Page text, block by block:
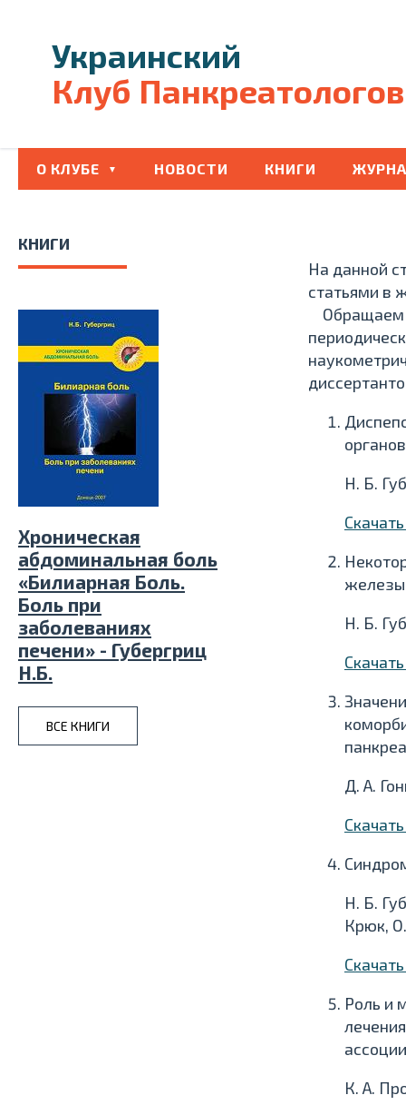
Украинский
Клуб Панкреатологов
О КЛУБЕ НОВОСТИ КНИГИ
КНИГИ
Хроническая
абдоминальная боль
«Билиарная Боль.
Боль при
заболеваниях
печени» - Губергриц
Н.Б.
ВСЕ КНИГИ
На данной
статьями в
Обращаем
Н. Б.
железы
Н. Б.
Д. А.
Н. Б.
Крюк,
Роль и
К. А.